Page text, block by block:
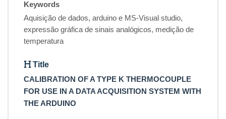
Keywords
Aquisição de dados, arduino e MS-Visual studio,
expressão gráfica de sinais analógicos, medição de
temperatura
Title
CALIBRATION OF A TYPE K THERMOCOUPLE
FOR USE IN A DATA ACQUISITION SYSTEM WITH
THE ARDUINO